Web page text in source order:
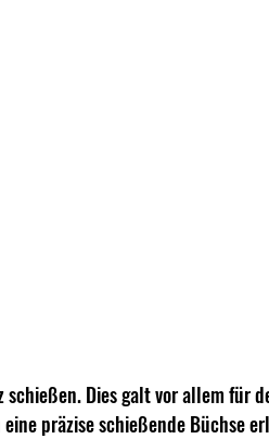
schießen. Dies galt vor allem für
präzise schießende Büchse